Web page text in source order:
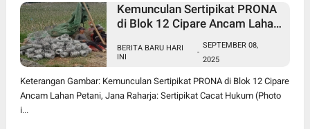
Kemunculan Sertipikat PRONA
di Blok 12 Cipare Ancam Lahan
Cacat Hukum
BERITA BARU HARI
INI
-
SEPTEMBER 08,
2025
Keterangan Gambar: Kemunculan Sertipikat PRONA di Blok 12 Cipare
Ancam Lahan Petani, Jana Raharja: Sertipikat Cacat Hukum (Photo
i...